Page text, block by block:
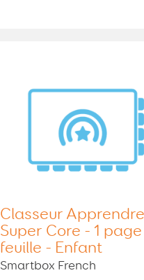
Classeur Apprendre
Super Core - 1
feuille - Enfant
Smartbox French